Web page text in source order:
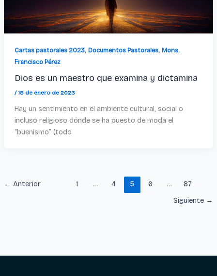
Cartas pastorales 2023, Documentos Pastorales, Mons.
Francisco Pérez
Dios es un maestro que examina y dictamina
/18 de enero de 2023
Hay un sentimiento en el ambiente cultural, social o
incluso religioso dónde se ha puesto de moda el
“buenismo” (todo
← Anterior 1 … 4 5 6 …
87
Siguiente →